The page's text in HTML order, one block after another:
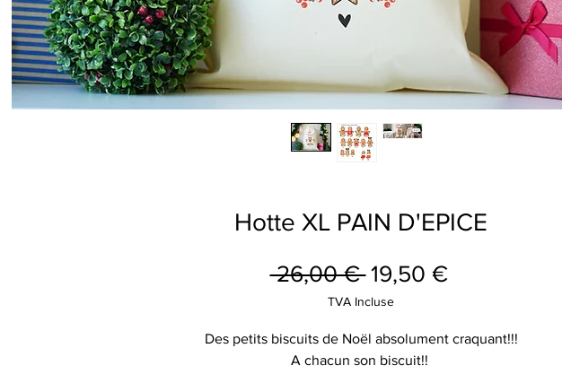
Hotte XL PAIN D'EPICE
26,00 € Prix
original
19,50 €Prix
TVA Incluse
Des petits biscuits de Noël absolument craquant!!!
A chacun son biscuit!!